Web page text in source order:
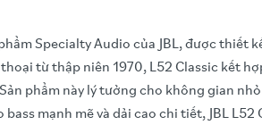
Specialty Audio của JBL, được
từ thập niên 1970, L52 Classic kết
phẩm này lý tưởng cho không gian
mạnh mẽ và dải cao chi tiết, JBL